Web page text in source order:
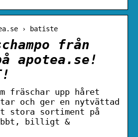
› batiste
från
apotea.se!
fräschar upp håret
och ger en nytvättad
stora sortiment på
billigt &